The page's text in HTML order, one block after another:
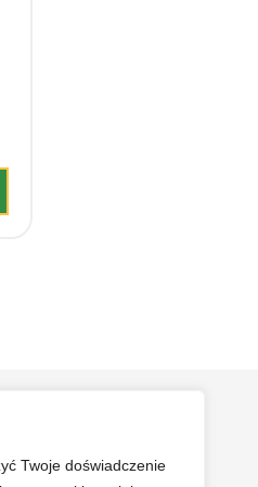
Twoje doświadczenie